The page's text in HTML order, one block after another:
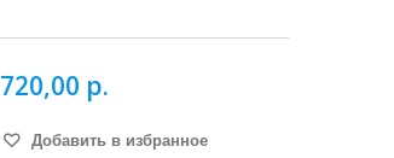
720,00 р.
Добавить в избранное